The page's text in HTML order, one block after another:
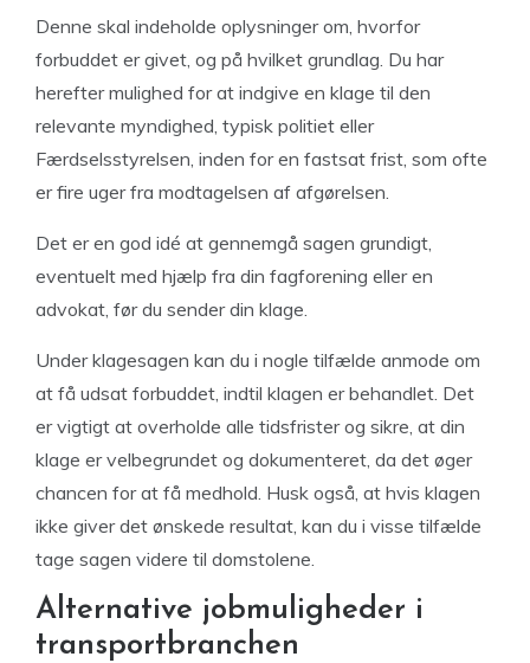
Denne skal indeholde oplysninger om, hvorfor
forbuddet er givet, og på hvilket grundlag. Du har
herefter mulighed for at indgive en klage til den
relevante myndighed, typisk politiet eller
Færdselsstyrelsen, inden for en fastsat frist, som ofte
er fire uger fra modtagelsen af afgørelsen.
Det er en god idé at gennemgå sagen grundigt,
eventuelt med hjælp fra din fagforening eller en
advokat, før du sender din klage.
Under klagesagen kan du i nogle tilfælde anmode om
at få udsat forbuddet, indtil klagen er behandlet. Det
er vigtigt at overholde alle tidsfrister og sikre, at din
klage er velbegrundet og dokumenteret, da det øger
chancen for at få medhold. Husk også, at hvis klagen
ikke giver det ønskede resultat, kan du i visse tilfælde
tage sagen videre til domstolene.
Alternative jobmuligheder i
transportbranchen